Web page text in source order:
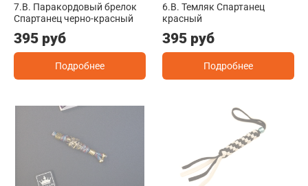
7.B. Паракордовый брелок
Спартанец черно-красный
395 руб
Подробнее
6.B. Темляк Спартанец
красный
395 руб
Подробнее